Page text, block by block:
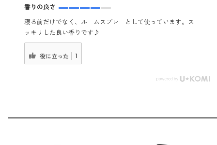
香りの良さ
寝る前だけでなく、ルームスプレーとして使っています。ス
ッキリした良い香りです♪
役に立った 1